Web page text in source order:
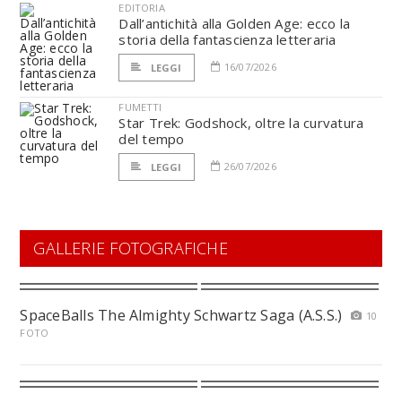
EDITORIA
Dall’antichità alla Golden Age: ecco la
storia della fantascienza letteraria
LEGGI 16/07/2026
FUMETTI
Star Trek: Godshock, oltre la curvatura
del tempo
LEGGI 26/07/2026
GALLERIE FOTOGRAFICHE
SpaceBalls The Almighty Schwartz Saga (A.S.S.)
10
FOTO